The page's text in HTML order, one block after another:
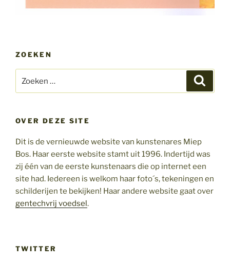
ZOEKEN
naar:
OVER DEZE SITE
Dit is de vernieuwde website van kunstenares Miep
Bos. Haar eerste website stamt uit 1996. Indertijd was
zij één van de eerste kunstenaars die op internet een
site had. Iedereen is welkom haar foto´s, tekeningen en
schilderijen te bekijken! Haar andere website gaat over
gentechvrij voedsel.
TWITTER